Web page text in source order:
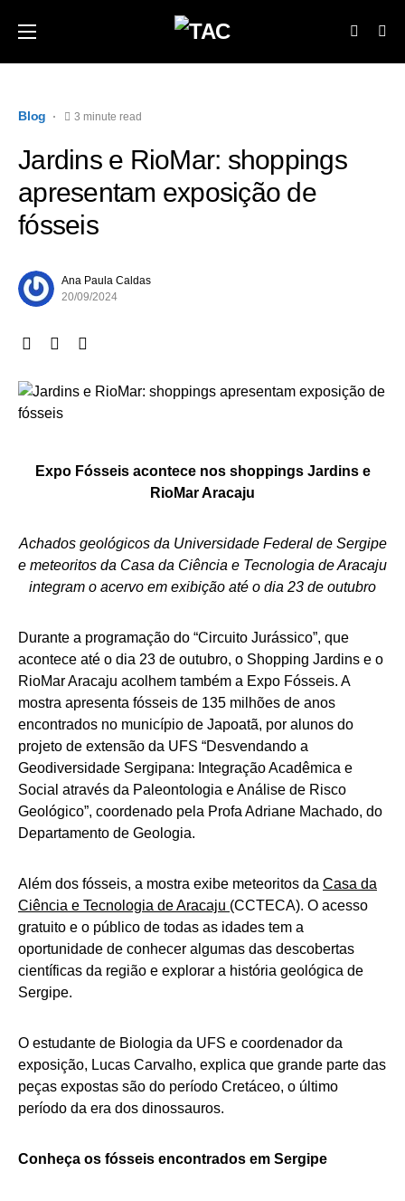
Blog 3 minute read
Jardins e RioMar: shoppings
apresentam exposição de
fósseis
Ana Paula Caldas
20/09/2024
Expo Fósseis acontece nos shoppings Jardins e
RioMar Aracaju
Achados geológicos da Universidade Federal de Sergipe
e meteoritos da Casa da Ciência e Tecnologia de Aracaju
integram o acervo em exibição até o dia 23 de outubro
Durante a programação do “Circuito Jurássico”, que
acontece até o dia 23 de outubro, o Shopping Jardins e o
RioMar Aracaju acolhem também a Expo Fósseis. A
mostra apresenta fósseis de 135 milhões de anos
encontrados no município de Japoatã, por alunos do
projeto de extensão da UFS “Desvendando a
Geodiversidade Sergipana: Integração Acadêmica e
Social através da Paleontologia e Análise de Risco
Geológico”, coordenado pela Profa Adriane Machado, do
Departamento de Geologia.
Além dos fósseis, a mostra exibe meteoritos da Casa da
Ciência e Tecnologia de Aracaju (CCTECA). O acesso
gratuito e o público de todas as idades tem a
oportunidade de conhecer algumas das descobertas
científicas da região e explorar a história geológica de
Sergipe.
O estudante de Biologia da UFS e coordenador da
exposição, Lucas Carvalho, explica que grande parte das
peças expostas são do período Cretáceo, o último
período da era dos dinossauros.
Conheça os fósseis encontrados em Sergipe